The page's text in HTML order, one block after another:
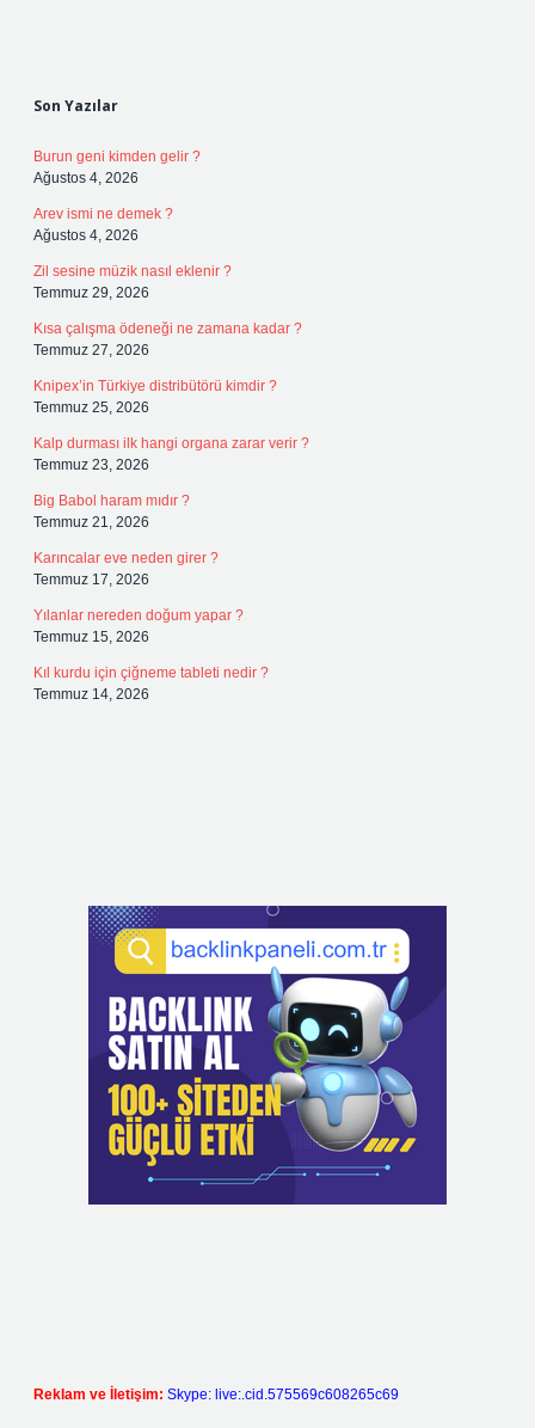
Son Yazılar
Burun geni kimden gelir ?
Ağustos 4, 2026
Arev ismi ne demek ?
Ağustos 4, 2026
Zil sesine müzik nasıl eklenir ?
Temmuz 29, 2026
Kısa çalışma ödeneği ne zamana kadar ?
Temmuz 27, 2026
Knipex’in Türkiye distribütörü kimdir ?
Temmuz 25, 2026
Kalp durması ilk hangi organa zarar verir ?
Temmuz 23, 2026
Big Babol haram mıdır ?
Temmuz 21, 2026
Karıncalar eve neden girer ?
Temmuz 17, 2026
Yılanlar nereden doğum yapar ?
Temmuz 15, 2026
Kıl kurdu için çiğneme tableti nedir ?
Temmuz 14, 2026
Reklam ve İletişim: Skype: live:.cid.575569c608265c69